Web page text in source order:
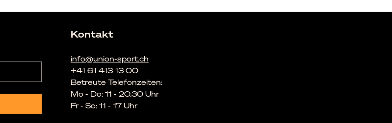
Kontakt
info@union-sport.ch
+41 61 413 13 00
Betreute Telefonzeiten:
Mo - Do: 11 - 20.30 Uhr
Fr - So: 11 - 17 Uhr